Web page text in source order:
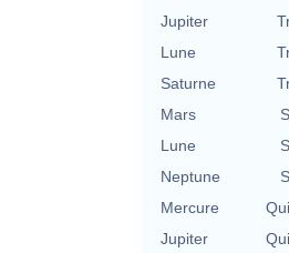
Jupiter
Lune
Saturne
Mars
Lune
Neptune
Mercure
Jupiter